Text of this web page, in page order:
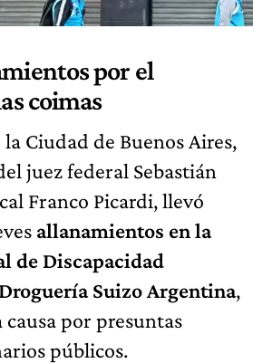
por el
coimas
la Ciudad de Buenos Aires,
juez federal Sebastián
Franco Picardi, llevó
allanamientos en la
de Discapacidad
Suizo Argentina,
causa por presuntas
públicos.